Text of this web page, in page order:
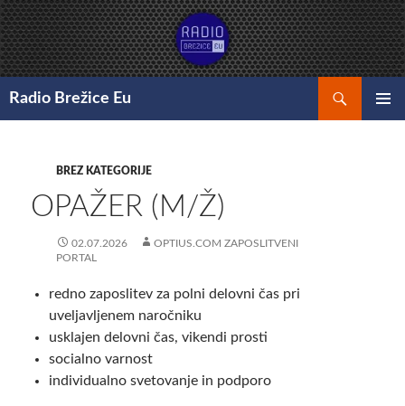
Preskoči
na
vsebino
Radio Brežice Eu
BREZ KATEGORIJE
OPAŽER (M/Ž)
02.07.2026
OPTIUS.COM ZAPOSLITVENI
PORTAL
redno zaposlitev za polni delovni čas pri
uveljavljenem naročniku
usklajen delovni čas, vikendi prosti
socialno varnost
individualno svetovanje in podporo